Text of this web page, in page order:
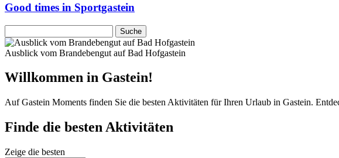
Good times in Sportgastein
Ausblick vom Brandebengut auf Bad Hofgastein
Willkommen in Gastein!
Auf Gastein Moments finden Sie die besten Aktivitäten für Ihren Urlaub in Gastein.
Finde die besten Aktivitäten
Zeige die besten